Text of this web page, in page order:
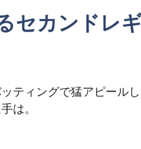
セカンドレ
ティングで猛アピール
は。